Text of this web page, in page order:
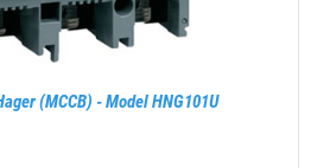
(MCCB) - Model HNG101U